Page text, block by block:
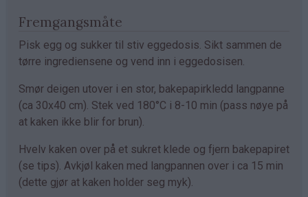
Fremgangsmåte
Pisk egg og sukker til stiv eggedosis. Sikt sammen de
tørre ingrediensene og vend inn i eggedosisen.
Smør deigen utover i en stor, bakepapirkledd langpanne
(ca 30x40 cm). Stek ved 180°C i 8-10 min (pass nøye på
at kaken ikke blir for brun).
Hvelv kaken over på et sukret klede og fjern bakepapiret
(se tips). Avkjøl kaken med langpannen over i ca 15 min
(dette gjør at kaken holder seg myk).